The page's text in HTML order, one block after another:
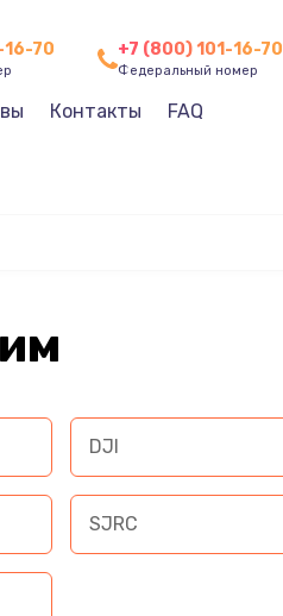
16-70 +7 (800) 101-16-70
Федеральный номер
Контакты FAQ
DJI
SJRC